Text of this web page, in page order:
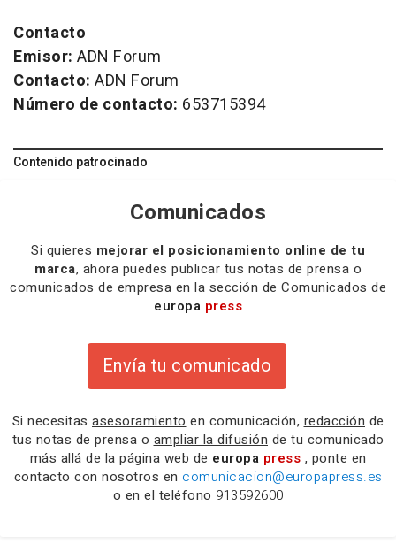
Contacto
Emisor: ADN Forum
Contacto: ADN Forum
Número de contacto: 653715394
Contenido patrocinado
Comunicados
Si quieres mejorar el posicionamiento online de tu
marca, ahora puedes publicar tus notas de prensa o
comunicados de empresa en la sección de Comunicados de
europa press
Envía tu comunicado
Si necesitas asesoramiento en comunicación, redacción de
tus notas de prensa o ampliar la difusión de tu comunicado
más allá de la página web de europa press , ponte en
contacto con nosotros en comunicacion@europapress.es
o en el teléfono 913592600